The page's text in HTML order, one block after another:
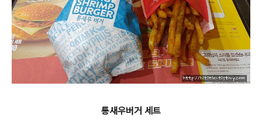
통새우버거 세트